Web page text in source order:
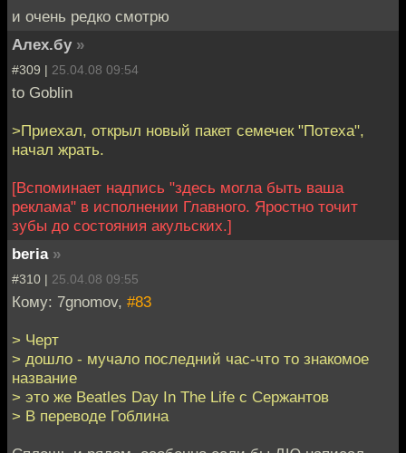
и очень редко смотрю
Алех.бу »
#309 | 25.04.08 09:54
to Goblin
>Приехал, открыл новый пакет семечек "Потеха",
начал жрать.
[Вспоминает надпись "здесь могла быть ваша
реклама" в исполнении Главного. Яростно точит
зубы до состояния акульских.]
beria »
#310 | 25.04.08 09:55
Кому: 7gnomov, #83
> Черт
> дошло - мучало последний час-что то знакомое
название
> это же Beatles Day In The Life с Сержантов
> В переводе Гоблина